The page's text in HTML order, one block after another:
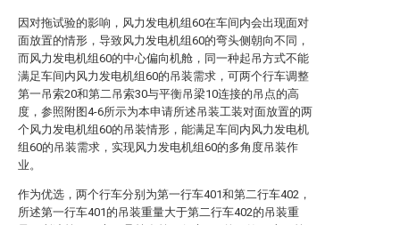
因对拖试验的影响，风力发电机组60在车间内会出现面对
面放置的情形，导致风力发电机组60的弯头侧朝向不同，
而风力发电机组60的中心偏向机舱，同一种起吊方式不能
满足车间内风力发电机组60的吊装需求，可两个行车调整
第一吊索20和第二吊索30与平衡吊梁10连接的吊点的高
度，参照附图4-6所示为本申请所述吊装工装对面放置的两
个风力发电机组60的吊装情形，能满足车间内风力发电机
组60的吊装需求，实现风力发电机组60的多角度吊装作
业。
作为优选，两个行车分别为第一行车401和第二行车402，
所述第一行车401的吊装重量大于第二行车402的吊装重